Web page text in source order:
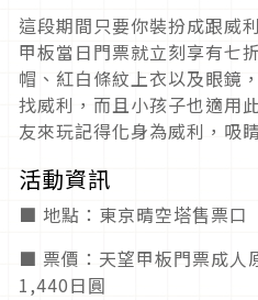
這段期間只要你裝扮成跟威
甲板當日門票就立刻享有七
帽、紅白條紋上衣以及眼鏡
找威利，而且小孩子也適用
友來玩記得化身為威利，吸
活動資訊
■ 地點：東京晴空塔售票口
■ 票價：天望甲板門票成人
1,440日圓